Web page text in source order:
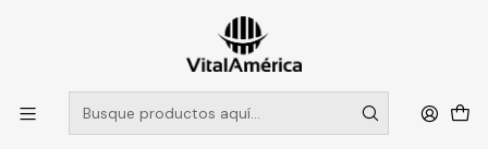
POR SISTEMA FRONTAL SOLO RETIROS EN TIENDA, DESDE
MUCHAS GRACIAS +569 5956 2237
Leer más
CALZADO
ZAPATOS DE SEGURIDAD
BOTIN BATA ROSE WOMAN T/39